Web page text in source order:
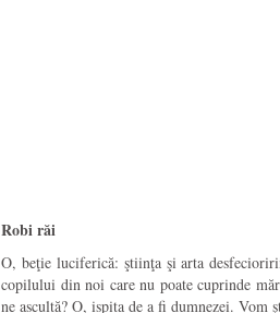
Robi răi
O, beţie luciferică: ştiinţa şi arta
copilului din noi care nu poate cuprinde
ne ascultă? O, ispita de a fi dumnezei.